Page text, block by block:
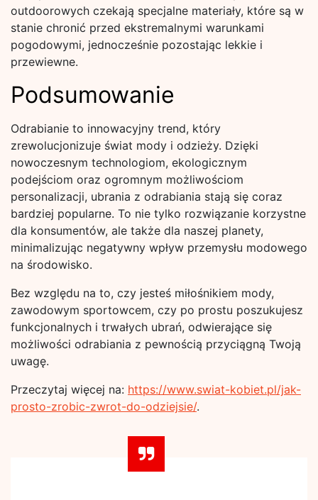
outdoorowych czekają specjalne materiały, które są w
stanie chronić przed ekstremalnymi warunkami
pogodowymi, jednocześnie pozostając lekkie i
przewiewne.
Podsumowanie
Odrabianie to innowacyjny trend, który
zrewolucjonizuje świat mody i odzieży. Dzięki
nowoczesnym technologiom, ekologicznym
podejściom oraz ogromnym możliwościom
personalizacji, ubrania z odrabiania stają się coraz
bardziej popularne. To nie tylko rozwiązanie korzystne
dla konsumentów, ale także dla naszej planety,
minimalizując negatywny wpływ przemysłu modowego
na środowisko.
Bez względu na to, czy jesteś miłośnikiem mody,
zawodowym sportowcem, czy po prostu poszukujesz
funkcjonalnych i trwałych ubrań, odwierające się
możliwości odrabiania z pewnością przyciągną Twoją
uwagę.
Przeczytaj więcej na: https://www.swiat-kobiet.pl/jak-
prosto-zrobic-zwrot-do-odziejsie/.